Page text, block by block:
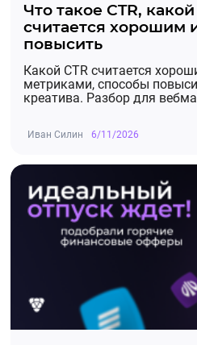
Что такое CTR,
считается хорошим
повысить
Какой CTR считается
метриками, способы
креатива. Разбор для
Иван Силин 6/11/2026